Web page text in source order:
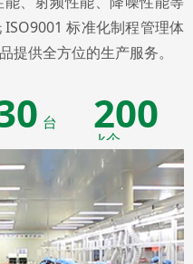
标准化制程管理体
提供全方位的生产服务。
台
试设备
200
k个
月产能